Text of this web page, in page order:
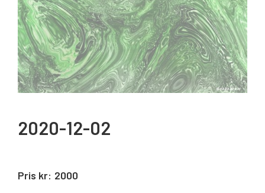
2020-12-02
Pris kr: 2000